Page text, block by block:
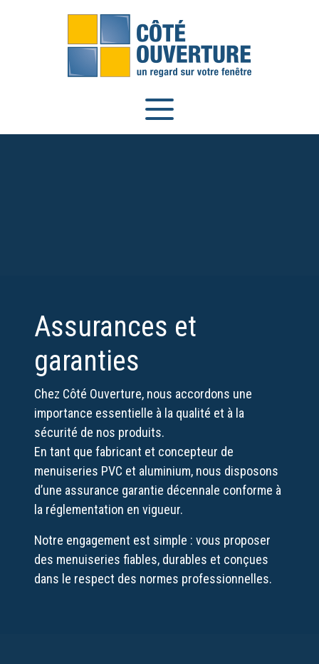
Assurances et
garanties
Chez Côté Ouverture, nous accordons une
importance essentielle à la qualité et à la
sécurité de nos produits.
En tant que fabricant et concepteur de
menuiseries PVC et aluminium, nous disposons
d’une assurance garantie décennale conforme à
la réglementation en vigueur.
Notre engagement est simple : vous proposer
des menuiseries fiables, durables et conçues
dans le respect des normes professionnelles.